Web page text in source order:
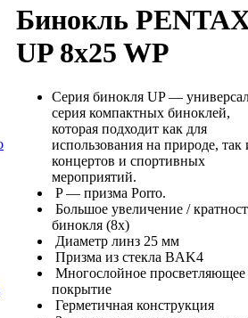
Бинокль
UP 8x25 WP
Серия бинокля UP —
серия компактных биноклей,
которая подходит как для
использования на природе, так
концертов и спортивных
мероприятий.
P — призма Porro.
Большое увеличение /
бинокля (8х)
Диаметр линз 25 мм
Призма из стекла BAK4
Многослойное просветляющее
покрытие
Герметичная конструкция